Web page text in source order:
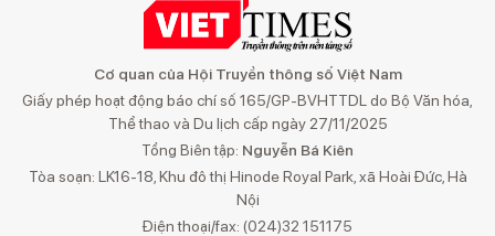
Cơ quan của Hội Truyền thông số Việt Nam
Giấy phép hoạt động báo chí số 165/GP-BVHTTDL do Bộ Văn hóa,
Thể thao và Du lịch cấp ngày 27/11/2025
Tổng Biên tập: Nguyễn Bá Kiên
Tòa soạn: LK16-18, Khu đô thị Hinode Royal Park, xã Hoài Đức, Hà
Nội
Điện thoại/fax: (024)32 151175